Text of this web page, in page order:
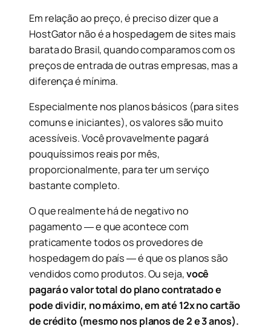
Em relação ao preço, é preciso dizer que a
HostGator não é a hospedagem de sites mais
barata do Brasil, quando comparamos com os
preços de entrada de outras empresas, mas a
diferença é mínima.
Especialmente nos planos básicos (para sites
comuns e iniciantes), os valores são muito
acessíveis. Você provavelmente pagará
pouquíssimos reais por mês,
proporcionalmente, para ter um serviço
bastante completo.
O que realmente há de negativo no
pagamento ― e que acontece com
praticamente todos os provedores de
hospedagem do país ― é que os planos são
vendidos como produtos. Ou seja,você
pagará o valor total do plano contratado e
pode dividir, no máximo, em até 12x no cartão
de crédito (mesmo nos planos de 2 e 3 anos).